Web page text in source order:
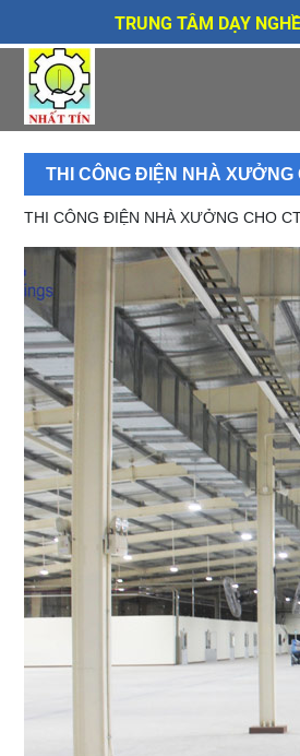
TRUNG TÂM DẠY
THI CÔNG ĐIỆN NHÀ XƯỞNG
THI CÔNG ĐIỆN NHÀ XƯỞNG CHO